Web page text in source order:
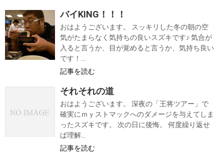
バイKING！！！
おはようございます。 スッキリした冬の朝の空
気がたまらなく気持ちの良いスズキです♪ 気合が
入ると言うか、目が覚めると言うか、気持ち良い
です！...
記事を読む
それそれの道
おはようございます。 深夜の「王将ツアー」で
確実にｍｙストマックへのダメージを与えてしま
ったスズキです。 次の日に後悔。 何度繰り返せ
ば理解...
記事を読む